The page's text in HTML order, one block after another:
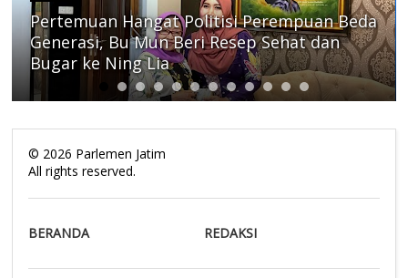
Pertemuan Hangat Politisi Perempuan Beda
Generasi, Bu Mun Beri Resep Sehat dan
Bugar ke Ning Lia
© 2026 Parlemen Jatim
All rights reserved.
BERANDA REDAKSI